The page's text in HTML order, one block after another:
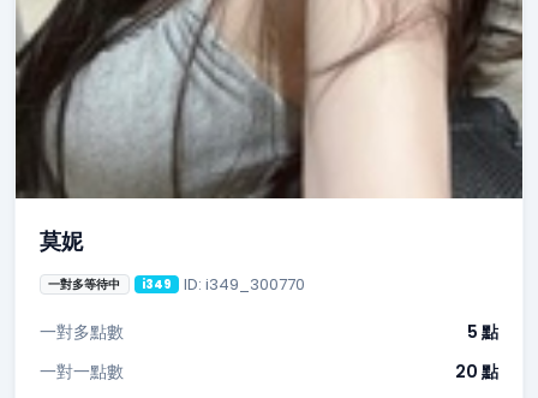
莫妮
一對多等待中 i349 ID: i349_300770
一對多點數
5 點
一對一點數
20 點